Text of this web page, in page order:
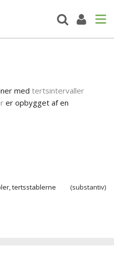
med tertsintervaller
er opbygget af en
tertsstablerne (substantiv)